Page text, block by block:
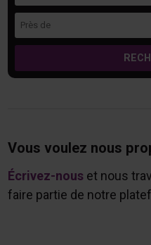
Vous voulez nous
Écrivez-nouset nous
faire partie de notre